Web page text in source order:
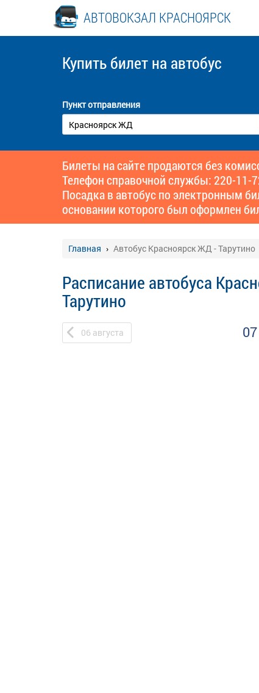
АВТОВОКЗАЛ КРАСНОЯРСК
Купить билет на автобус
Пункт отправления
Билеты на сайте продаются без
Телефон справочной службы: 220-11-
Посадка в автобус по электронным
основании которого был оформлен
Главная Автобус Красноярск ЖД - Тарутино
Расписание автобуса
Тарутино
06 августа